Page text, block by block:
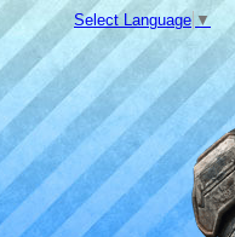
Select Language ▼